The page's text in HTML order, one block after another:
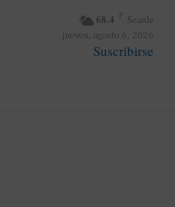
68.4 F
Seattle
jueves, agosto 6, 2026
Suscribirse